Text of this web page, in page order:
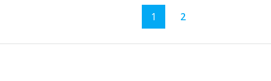
1 2